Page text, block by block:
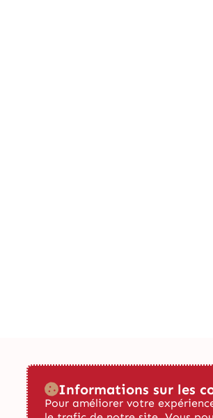
Informations sur les
Pour améliorer votre